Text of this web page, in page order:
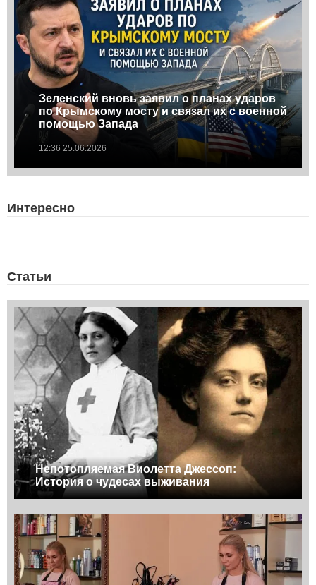
Зеленский вновь заявил о планах ударов
по Крымскому мосту и связал их с военной
помощью Запада
12:36 25.06.2026
Интересно
Статьи
Непотопляемая Виолетта Джессоп:
История о чудесах выживания